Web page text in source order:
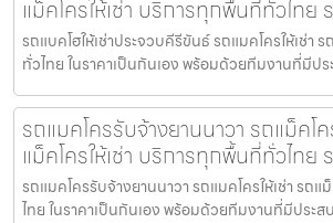
แม็คโครให้เช่า บริการทุกพื้นที่ทั่วไทย
รถแบคโฮให้เช่าประจวบคีรีขันธ์ รถแมคโครให้เช่า
ทั่วไทย ในราคาเป็นกันเอง พร้อมด้วยทีมงานที่มีป
รถแมคโครรับจ้างยานนาวา รถแม็คโ
แม็คโครให้เช่า บริการทุกพื้นที่ทั่วไทย
รถแมคโครรับจ้างยานนาวา รถแมคโครให้เช่า รถ
ไทย ในราคาเป็นกันเอง พร้อมด้วยทีมงานที่มีประ